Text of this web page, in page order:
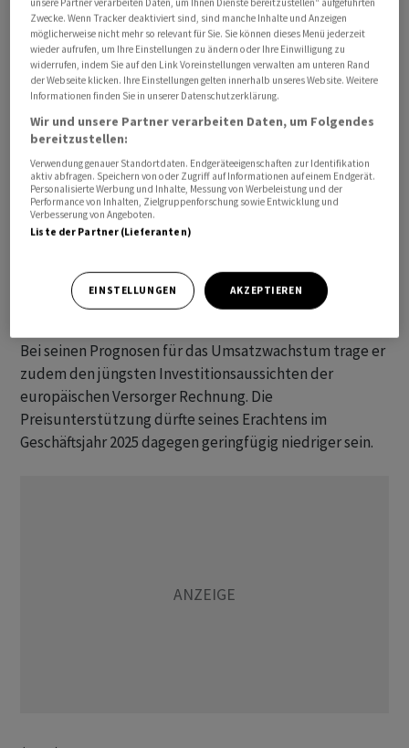
Der TrafoherstellerR&Serhielt eine Kurszielerhöhung
auf 24,70 von 23,70 Franken von derUBSbei einer
unveränderten Kaufempfehlung. Um 9.55 Uhr gewinnt
die Aktie in einem leicht positiven Gesamtmarkt (SPI
+0,2 Prozent) um 5,7 Prozent auf 19,50 Franken. Im
bisherigen Jahresverlauf hatten die Papiere bis gestern
1,1 Prozent verloren, im Vorjahr aber wiederum um fast
76 Prozent zugelegt.
Der zuständige Analyst der Grossbank, Sebastian Vogel,
begründet die Einstufung mit einer generellen
berücksichtige er unter anderem das anhaltend
günstige Nachfrageumfeld.
Bei seinen Prognosen für das Umsatzwachstum trage er
zudem den jüngsten Investitionsaussichten der
europäischen Versorger Rechnung. Die
Preisunterstützung dürfte seines Erachtens im
Geschäftsjahr 2025 dagegen geringfügig niedriger sein.
unsere Partner verarbeiten Daten, um Ihnen Dienste bereitzustellen“ aufgeführten
Zwecke. Wenn Tracker deaktiviert sind, sind manche Inhalte und Anzeigen
möglicherweise nicht mehr so relevant für Sie. Sie können dieses Menü jederzeit
wieder aufrufen, um Ihre Einstellungen zu ändern oder Ihre Einwilligung zu
widerrufen, indem Sie auf den Link Voreinstellungen verwalten am unteren Rand
der Webseite klicken. Ihre Einstellungen gelten innerhalb unseres Website. Weitere
Informationen finden Sie in unserer Datenschutzerklärung.
Wir und unsere Partner verarbeiten Daten, um Folgendes
bereitzustellen:
Verwendung genauer Standortdaten. Endgeräteeigenschaften zur Identifikation
aktiv abfragen. Speichern von oder Zugriff auf Informationen auf einem Endgerät.
Personalisierte Werbung und Inhalte, Messung von Werbeleistung und der
Performance von Inhalten, Zielgruppenforschung sowie Entwicklung und
Verbesserung von Angeboten.
Liste der Partner (Lieferanten)
EINSTELLUNGEN AKZEPTIEREN